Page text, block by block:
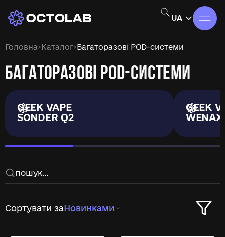
UA
Головна›Каталог›Багаторазові POD-системи
БАГАТОРАЗОВІ POD-СИСТЕМИ
GEEK VAPE
SONDER Q2
GEEK
WENAX
Сортувати заНовинками